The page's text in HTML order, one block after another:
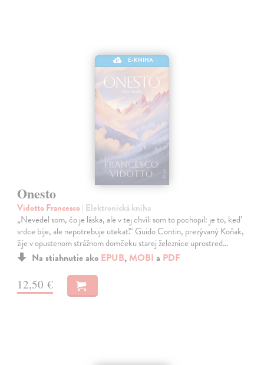
E-KNIHA
Onesto
Vidotto Francesco| Elektronická kniha
„Nevedel som, čo je láska, ale v tej chvíli som to pochopil: je to, keď
srdce bije, ale nepotrebuje utekať.“ Guido Contin, prezývaný Koňak,
žije v opustenom strážnom domčeku starej železnice uprostred…
Na stiahnutie ako EPUB, MOBI a PDF
12,50 €